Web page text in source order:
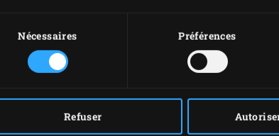
Nécessaires Préférences
Refuser